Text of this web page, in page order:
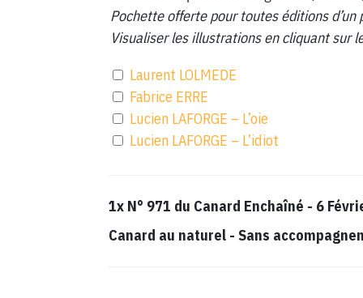
Pochette offerte pour toutes éditions
Visualiser les illustrations en cliquant sur
Laurent LOLMEDE
Fabrice ERRE
Lucien LAFORGE – L’oie
Lucien LAFORGE – L’idiot
1x N° 971 du Canard Enchaîné - 6
Canard au naturel -Sans